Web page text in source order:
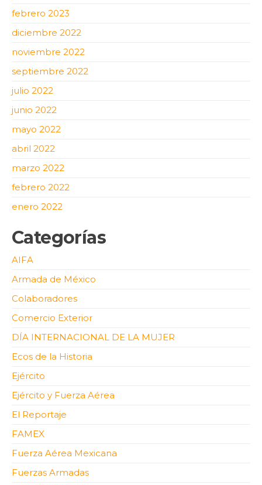
febrero 2023
diciembre 2022
noviembre 2022
septiembre 2022
julio 2022
junio 2022
mayo 2022
abril 2022
marzo 2022
febrero 2022
enero 2022
Categorías
AIFA
Armada de México
Colaboradores
Comercio Exterior
DÍA INTERNACIONAL DE LA MUJER
Ecos de la Historia
Ejército
Ejército y Fuerza Aérea
El Reportaje
FAMEX
Fuerza Aérea Mexicana
Fuerzas Armadas